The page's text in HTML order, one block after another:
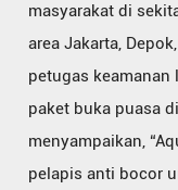
masyarakat di
area Jakarta,
petugas
paket buka puasa
menyampaikan,
pelapis anti bocor